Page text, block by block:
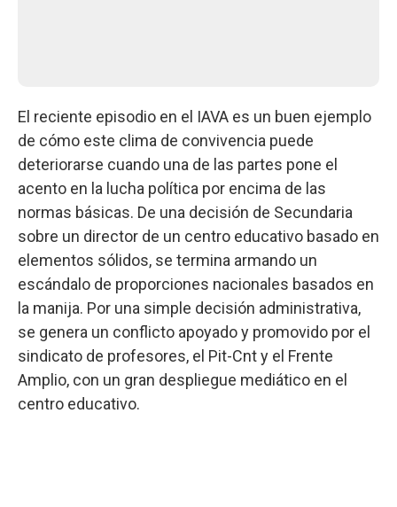
El reciente episodio en el IAVA es un buen ejemplo
de cómo este clima de convivencia puede
deteriorarse cuando una de las partes pone el
acento en la lucha política por encima de las
normas básicas. De una decisión de Secundaria
sobre un director de un centro educativo basado en
elementos sólidos, se termina armando un
escándalo de proporciones nacionales basados en
la manija. Por una simple decisión administrativa,
se genera un conflicto apoyado y promovido por el
sindicato de profesores, el Pit-Cnt y el Frente
Amplio, con un gran despliegue mediático en el
centro educativo.